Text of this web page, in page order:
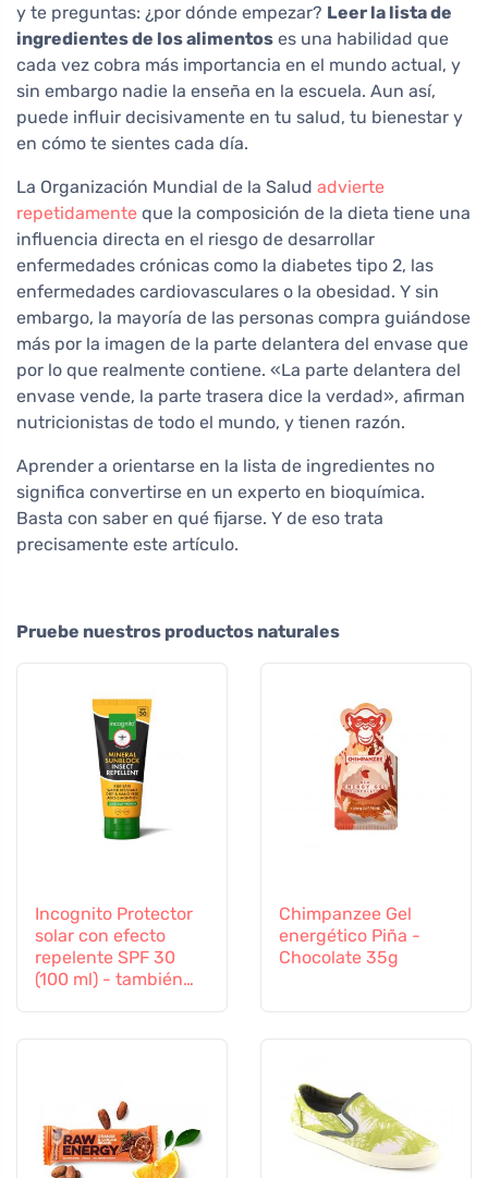
y te preguntas: ¿por dónde empezar? Leer la lista de
ingredientes de los alimentos es una habilidad que
cada vez cobra más importancia en el mundo actual, y
sin embargo nadie la enseña en la escuela. Aun así,
puede influir decisivamente en tu salud, tu bienestar y
en cómo te sientes cada día.
La Organización Mundial de la Salud advierte
repetidamente que la composición de la dieta tiene una
influencia directa en el riesgo de desarrollar
enfermedades crónicas como la diabetes tipo 2, las
enfermedades cardiovasculares o la obesidad. Y sin
embargo, la mayoría de las personas compra guiándose
más por la imagen de la parte delantera del envase que
por lo que realmente contiene. «La parte delantera del
envase vende, la parte trasera dice la verdad», afirman
nutricionistas de todo el mundo, y tienen razón.
Aprender a orientarse en la lista de ingredientes no
significa convertirse en un experto en bioquímica.
Basta con saber en qué fijarse. Y de eso trata
precisamente este artículo.
Pruebe nuestros productos naturales
Incognito Protector
solar con efecto
repelente SPF 30
(100 ml) - también
Chimpanzee Gel
energético Piña -
Chocolate 35g